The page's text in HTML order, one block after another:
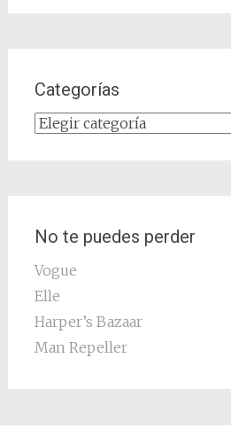
Categorías
Categorías
No te puedes perder
Vogue
Elle
Harper’s Bazaar
Man Repeller